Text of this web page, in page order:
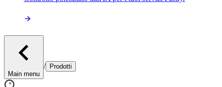
Main menu
/ Prodotti